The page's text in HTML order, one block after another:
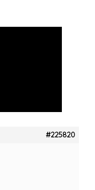
#225820